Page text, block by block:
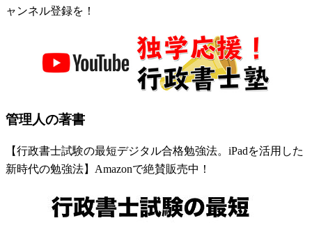
ャンネル登録を！
管理人の著書
【行政書士試験の最短デジタル合格勉強法。iPadを活用した
新時代の勉強法】Amazonで絶賛販売中！